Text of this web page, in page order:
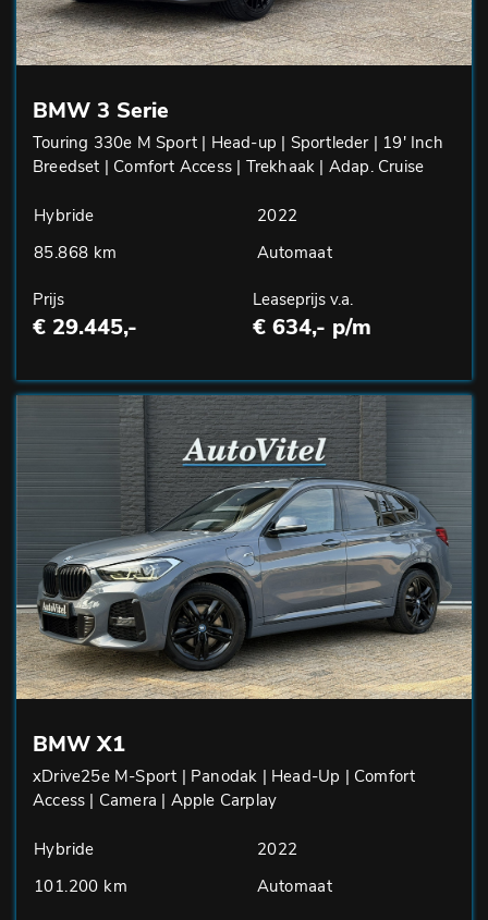
BMW 3 Serie
Touring 330e M Sport | Head-up | Sportleder | 19' Inch
Breedset | Comfort Access | Trekhaak | Adap. Cruise
Hybride
2022
85.868 km
Automaat
Prijs
€ 29.445,-
Leaseprijs v.a.
€ 634,- p/m
BMW X1
xDrive25e M-Sport | Panodak | Head-Up | Comfort
Access | Camera | Apple Carplay
Hybride
2022
101.200 km
Automaat